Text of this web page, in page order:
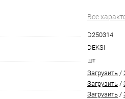
Все
D250314
DEKSI
шт
Загрузить /
Загрузить /
Загрузить /